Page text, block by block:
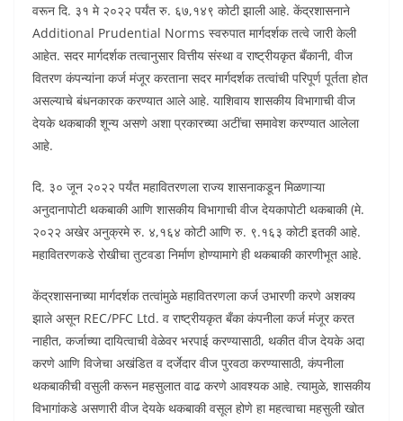
वरून दि. ३१ मे २०२२ पर्यंत रु. ६७,१४९ कोटी झाली आहे. केंद्रशासनाने
Additional Prudential Norms स्वरुपात मार्गदर्शक तत्वे जारी केली
आहेत. सदर मार्गदर्शक तत्वानुसार वित्तीय संस्था व राष्ट्रीयकृत बँकानी, वीज
वितरण कंपन्यांना कर्ज मंजूर करताना सदर मार्गदर्शक तत्वांची परिपूर्ण पूर्तता होत
असल्याचे बंधनकारक करण्यात आले आहे. याशिवाय शासकीय विभागाची वीज
देयके थकबाकी शून्य असणे अशा प्रकारच्या अटींचा समावेश करण्यात आलेला
आहे.
दि. ३० जून २०२२ पर्यंत महावितरणला राज्य शासनाकडून मिळणाऱ्या
अनुदानापोटी थकबाकी आणि शासकीय विभागाची वीज देयकापोटी थकबाकी (मे.
२०२२ अखेर अनुक्रमे रु. ४,१६४ कोटी आणि रु. ९.१६३ कोटी इतकी आहे.
महावितरणकडे रोखीचा तुटवडा निर्माण होण्यामागे ही थकबाकी कारणीभूत आहे.
केंद्रशासनाच्या मार्गदर्शक तत्वांमुळे महावितरणला कर्ज उभारणी करणे अशक्य
झाले असून REC/PFC Ltd. व राष्ट्रीयकृत बँका कंपनीला कर्ज मंजूर करत
नाहीत, कर्जाच्या दायित्वाची वेळेवर भरपाई करण्यासाठी, थकीत वीज देयके अदा
करणे आणि विजेचा अखंडित व दर्जेदार वीज पुरवठा करण्यासाठी, कंपनीला
थकबाकीची वसुली करून महसुलात वाढ करणे आवश्यक आहे. त्यामुळे, शासकीय
विभागांकडे असणारी वीज देयके थकबाकी वसूल होणे हा महत्वाचा महसुली खोत